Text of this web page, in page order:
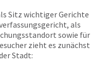
Sitz wichtiger Gerichte
als
sowie für
zieht es zunächst
Stadt: